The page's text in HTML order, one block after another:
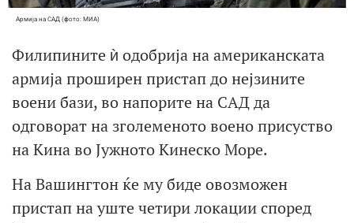
Армија на САД (фото: МИА)
Филипините ѝ одобрија на американската
армија проширен пристап до нејзините
воени бази, во напорите на САД да
одговорат на зголеменото воено присуство
на Кина во Јужното Кинеско Море.
На Вашингтон ќе му биде овозможен
пристап на уште четири локации според